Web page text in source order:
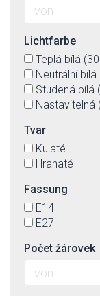
Lichtfarbe
Teplá bílá
Neutrální bílá
Studená bílá
Nastavitelná
Tvar
Kulaté
Hranaté
Fassung
E14
E27
Počet žárovek